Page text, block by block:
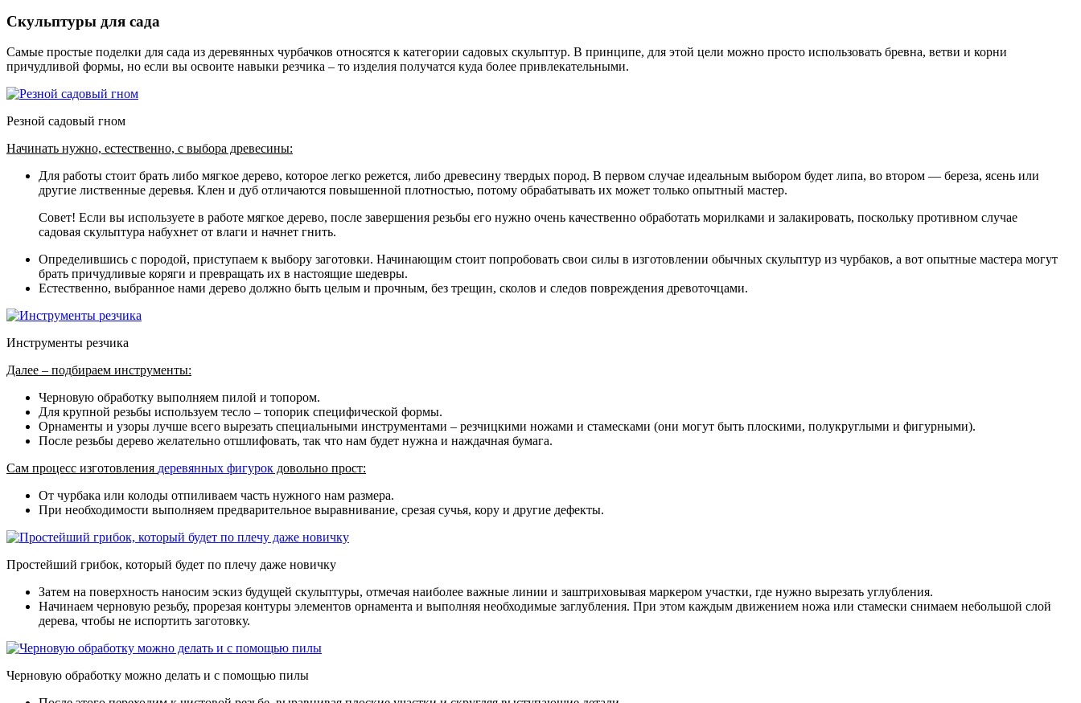
Скульптуры для сада
Самые простые поделки для сада из деревянных чурбачков относятся к категории садовых скульптур. В принципе, для этой цели можно просто использовать бревна, ветви и корни
причудливой формы, но если вы освоите навыки резчика – то изделия получатся куда более привлекательными.
Резной садовый гном
Начинать нужно, естественно, с выбора древесины:
Для работы стоит брать либо мягкое дерево, которое легко режется, либо древесину твердых пород. В первом случае идеальным выбором будет липа, во втором — береза, ясень или
другие лиственные деревья. Клен и дуб отличаются повышенной плотностью, потому обрабатывать их может только опытный мастер.
Совет! Если вы используете в работе мягкое дерево, после завершения резьбы его нужно очень качественно обработать морилками и залакировать, поскольку противном случае
садовая скульптура набухнет от влаги и начнет гнить.
Определившись с породой, приступаем к выбору заготовки. Начинающим стоит попробовать свои силы в изготовлении обычных скульптур из чурбаков, а вот опытные мастера могут
брать причудливые коряги и превращать их в настоящие шедевры.
Естественно, выбранное нами дерево должно быть целым и прочным, без трещин, сколов и следов повреждения древоточцами.
Инструменты резчика
Далее – подбираем инструменты:
Черновую обработку выполняем пилой и топором.
Для крупной резьбы используем тесло – топорик специфической формы.
Орнаменты и узоры лучше всего вырезать специальными инструментами – резчицкими ножами и стамесками (они могут быть плоскими, полукруглыми и фигурными).
После резьбы дерево желательно отшлифовать, так что нам будет нужна и наждачная бумага.
Сам процесс изготовления деревянных фигурок довольно прост:
От чурбака или колоды отпиливаем часть нужного нам размера.
При необходимости выполняем предварительное выравнивание, срезая сучья, кору и другие дефекты.
Простейший грибок, который будет по плечу даже новичку
Затем на поверхность наносим эскиз будущей скульптуры, отмечая наиболее важные линии и заштриховывая маркером участки, где нужно вырезать углубления.
Начинаем черновую резьбу, прорезая контуры элементов орнамента и выполняя необходимые заглубления. При этом каждым движением ножа или стамески снимаем небольшой слой
дерева, чтобы не испортить заготовку.
Черновую обработку можно делать и с помощью пилы